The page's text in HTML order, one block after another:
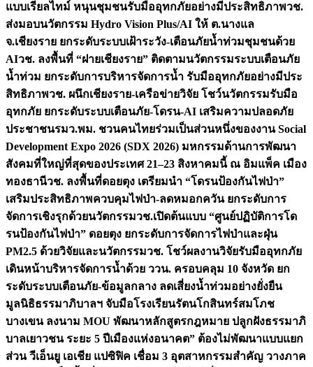
แบบเรียลไทม์ หนุนชุมชนรับมืออุทกภัยอย่างมีประสิทธิภาพวช.
ส่งมอบนวัตกรรม Hydro Vision Plus/AI ให้ ต.นางแล
จ.เชียงราย ยกระดับระบบเฝ้าระวัง-เตือนภัยน้ำท่วมชุมชนด้วย
AIวช. ลงพื้นที่ “ฝายเชียงราย” ติดตามนวัตกรรมระบบเตือนภัย
น้ำท่วม ยกระดับการบริหารจัดการน้ำ รับมืออุทกภัยอย่างมีประ
สิทธิภาพวช. ผนึกเชียงราย-เครือข่ายวิจัย โชว์นวัตกรรมรับมือ
อุทกภัย ยกระดับระบบเตือนภัย-โดรน-AI เสริมความปลอดภัย
ประชาชนรมว.พม. ชวนคนไทยร่วมเป็นส่วนหนึ่งของงาน Social
Development Expo 2026 (SDX 2026) มหกรรมด้านการพัฒนา
สังคมที่ใหญ่ที่สุดของประเทศ 21–23 สิงหาคมนี้ ณ อิมแพ็ค เมือง
ทองธานีวช. ลงพื้นที่ดอยตุง เตรียมนำ “โดรนป้องกันไฟป่า”
เสริมประสิทธิภาพควบคุมไฟป่า-ลดหมอกควัน ยกระดับการ
จัดการเชิงรุกด้วยนวัตกรรมวช.เปิดต้นแบบ “ศูนย์ปฏิบัติการโด
รนป้องกันไฟป่า” ดอยตุง ยกระดับการจัดการไฟป่าและฝุ่น
PM2.5 ด้วยวิจัยและนวัตกรรมวช. โชว์ผลงานวิจัยรับมืออุทกภัย
เดินหน้าบริหารจัดการน้ำด้วย ววน. ครอบคลุม 10 จังหวัด ยก
ระดับระบบเตือนภัย-ข้อมูลกลาง ลดเสี่ยงน้ำท่วมอย่างยั่งยืน
มูลนิธิธรรมาภิบาลฯ จับมือโรงเรียนรัตนโกสินทร์สมโภช
บางเขน ลงนาม MOU พัฒนาหลักสูตรกฎหมาย ปลูกฝังธรรมาภิ
บาลเยาวชน ระยะ 5 ปีเมืองแห่งอนาคต” ต้องไม่พัฒนาแบบแยก
ส่วน วีเอ็นยู เอเชีย แปซิฟิค เชื่อม 3 อุตสาหกรรมสำคัญ วางภาค